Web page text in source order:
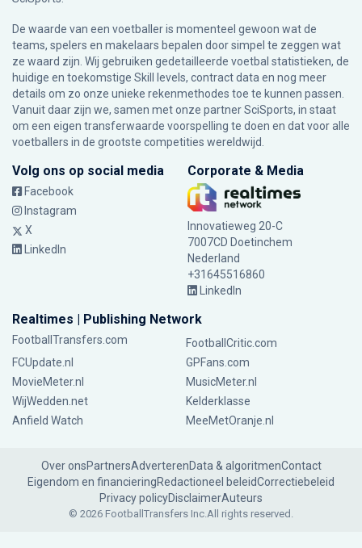
De waarde van een voetballer is momenteel gewoon wat de
teams, spelers en makelaars bepalen door simpel te zeggen wat
ze waard zijn. Wij gebruiken gedetailleerde voetbal statistieken, de
huidige en toekomstige Skill levels, contract data en nog meer
details om zo onze unieke rekenmethodes toe te kunnen passen.
Vanuit daar zijn we, samen met onze partner SciSports, in staat
om een eigen transferwaarde voorspelling te doen en dat voor alle
voetballers in de grootste competities wereldwijd.
Volg ons op social media
Facebook
Instagram
X
LinkedIn
Corporate & Media
Innovatieweg 20-C
7007CD Doetinchem
Nederland
+31645516860
LinkedIn
Realtimes | Publishing Network
FootballTransfers.com
FootballCritic.com
FCUpdate.nl
GPFans.com
MovieMeter.nl
MusicMeter.nl
WijWedden.net
Kelderklasse
Anfield Watch
MeeMetOranje.nl
Over onsPartnersAdverterenData & algoritmenContact
Eigendom en financieringRedactioneel beleidCorrectiebeleid
Privacy policyDisclaimerAuteurs
© 2026 FootballTransfers Inc.All rights reserved.